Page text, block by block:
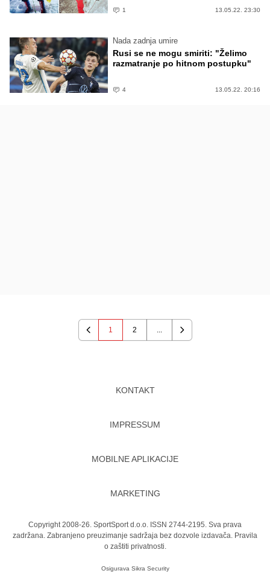
1 13.05.22. 23:30
Nada zadnja umire
Rusi se ne mogu smiriti: "Želimo
razmatranje po hitnom postupku"
4 13.05.22. 20:16
Previous
1 2 ...
Next
KONTAKT
IMPRESSUM
MOBILNE APLIKACIJE
MARKETING
Copyright 2008-26. SportSport d.o.o. ISSN 2744-2195. Sva prava
zadržana. Zabranjeno preuzimanje sadržaja bez dozvole izdavača. Pravila
o zaštiti privatnosti.
Osigurava Sikra Security